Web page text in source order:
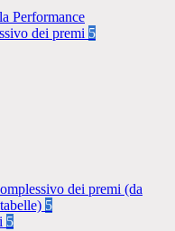
Performance
dei premi 5
dei premi (da
5
5